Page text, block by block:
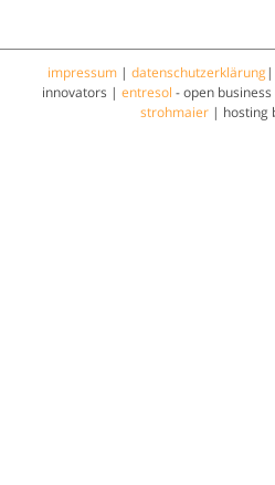
impressum| datenschutzerklärung |
innovators | entresol - open
strohmaier | hosting